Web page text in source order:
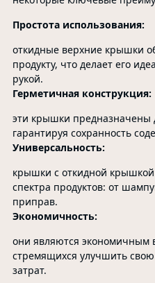
Простота использования:
откидные верхние крышки
продукту, что делает его
рукой.
Герметичная конструкция:
эти крышки предназначены
гарантируя сохранность
Универсальность:
крышки с откидной
спектра продуктов: от
приправ.
Экономичность:
они являются экономичным
стремящихся улучшить
затрат.